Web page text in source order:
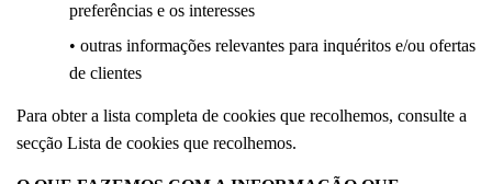
preferências e os interesses
• outras informações relevantes para inquéritos e/ou ofertas
de clientes
Para obter a lista completa de cookies que recolhemos, consulte a
secção Lista de cookies que recolhemos.